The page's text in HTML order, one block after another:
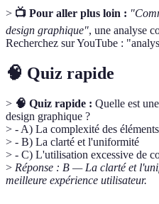
> 📺 Pour aller plus loin :
design graphique", une analyse
Recherchez sur YouTube :
🧠 Quiz rapide
> 🧠 Quiz rapide : Quelle est
design graphique ?
> - A) La complexité des éléments
> - B) La clarté et l'uniformité
> - C) L'utilisation excessive de
> Réponse : B — La clarté et
meilleure expérience utilisateur.